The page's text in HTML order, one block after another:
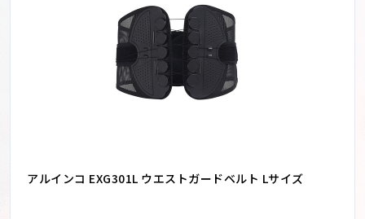
アルインコ EXG301L ウエストガードベルト Lサイズ